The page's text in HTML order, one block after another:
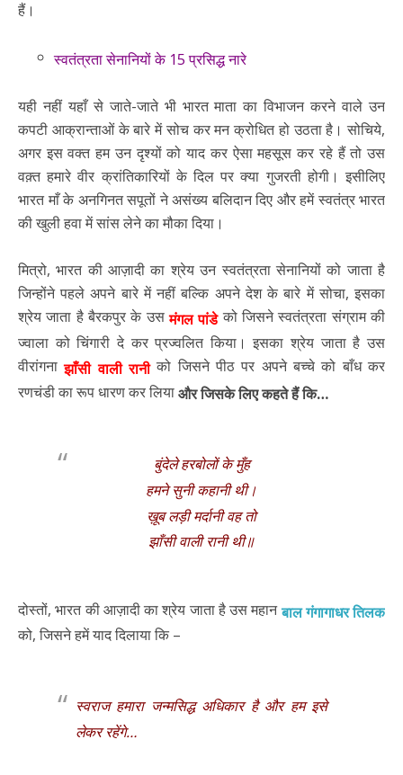
हैं।
स्वतंत्रता सेनानियों के 15 प्रसिद्ध नारे
यही नहीं यहाँ से जाते-जाते भी भारत माता का विभाजन करने वाले उन
कपटी आक्रान्ताओं के बारे में सोच कर मन क्रोधित हो उठता है। सोचिये,
अगर इस वक्त हम उन दृश्यों को याद कर ऐसा महसूस कर रहे हैं तो उस
वक़्त हमारे वीर क्रांतिकारियों के दिल पर क्या गुजरती होगी। इसीलिए
भारत माँ के अनगिनत सपूतों ने असंख्य बलिदान दिए और हमें स्वतंत्र भारत
की खुली हवा में सांस लेने का मौका दिया।
मित्रो, भारत की आज़ादी का श्रेय उन स्वतंत्रता सेनानियों को जाता है
जिन्होंने पहले अपने बारे में नहीं बल्कि अपने देश के बारे में सोचा, इसका
श्रेय जाता है बैरकपुर के उसमंगल पांडेको जिसने स्वतंत्रता संग्राम की
ज्वाला को चिंगारी दे कर प्रज्वलित किया। इसका श्रेय जाता है उस
वीरांगनाझाँसी वाली रानी को जिसने पीठ पर अपने बच्चे को बाँध कर
रणचंडी का रूप धारण कर लियाऔर जिसके लिए कहते हैं कि…
बुंदेले हरबोलों के मुँह
हमने सुनी कहानी थी।
ख़ूब लड़ी मर्दानी वह तो
झाँसी वाली रानी थी॥
दोस्तों, भारत की आज़ादी का श्रेय जाता है उस महानबाल गंगागाधर तिलक
को, जिसने हमें याद दिलाया कि –
स्वराज हमारा जन्मसिद्ध अधिकार है और हम इसे
लेकर रहेंगे…